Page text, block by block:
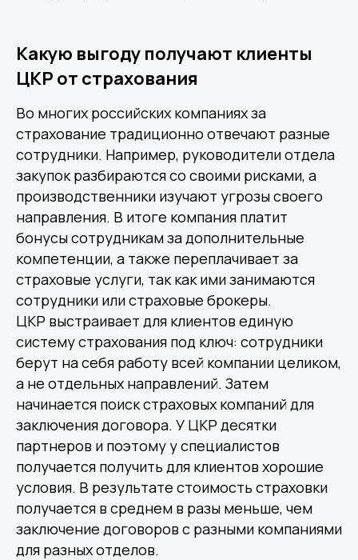
Какую выгоду получают клиенты
ЦКР от страхования
Во многих российских компаниях за
страхование традиционно отвечают разные
сотрудники. Например, руководители отдела
закупок разбираются со своими рисками, а
производственники изучают угрозы своего
направления. В итоге компания платит
бонусы сотрудникам за дополнительные
компетенции, а также переплачивает за
страховые услуги, так как ими занимаются
сотрудники или страховые брокеры.
ЦКР выстраивает для клиентов единую
систему страхования под ключ: сотрудники
берут на себя работу всей компании целиком,
а не отдельных направлений. Затем
начинается поиск страховых компаний для
заключения договора. У ЦКР десятки
партнеров и поэтому у специалистов
получается получить для клиентов хорошие
условия. В результате стоимость страховки
получается в среднем в разы меньше, чем
заключение договоров с разными компаниями
для разных отделов.
Страхование
Другие статьи по теме